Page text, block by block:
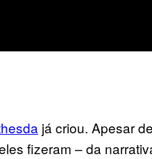
já criou. Apesar
fizeram – da